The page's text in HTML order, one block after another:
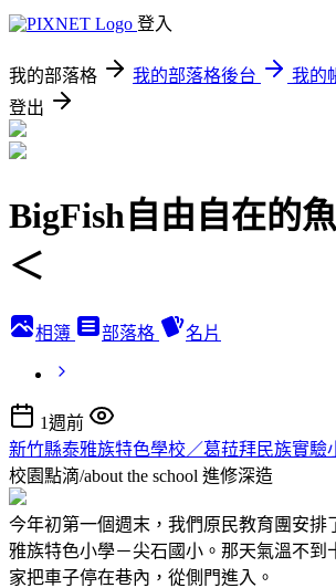
登入
我的部落格 我的部落格後台
我的
登出
BigFish自由自在的
＜
相簿 部落格 名片
1週前
新竹縣泰雅族特色學校／葛菈拜民族實驗
校園點滴/about the school 進修深造
今年初第一個週末，我們原民教育團安排
雅族特色小學－尖石國小。那天氣溫不到
家把車子停在巷內，從側門進入。